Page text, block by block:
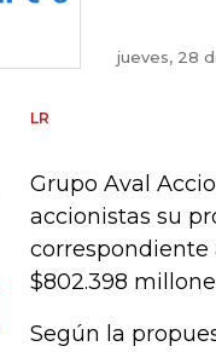
jueves, 28
LR
Grupo Aval
accionistas su
correspondiente
$802.398
Según la